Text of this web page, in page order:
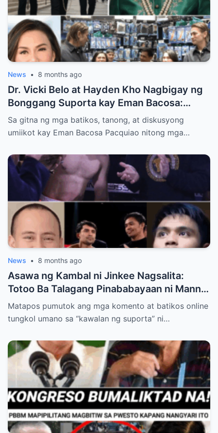
News • 8 months ago
Dr. Vicki Belo at Hayden Kho Nagbigay ng
Bonggang Suporta kay Eman Bacosa:
Mamahaling Gamit, Regalo, at Isang Di-
Malilimutang Araw
Sa gitna ng mga batikos, tanong, at diskusyong
umiikot kay Eman Bacosa Pacquiao nitong mga…
News • 8 months ago
Asawa ng Kambal ni Jinkee Nagsalita:
Totoo Ba Talagang Pinababayaan ni Manny
Pacquiao ang Anak na si Eman?
Matapos pumutok ang mga komento at batikos online
tungkol umano sa “kawalan ng suporta” ni…